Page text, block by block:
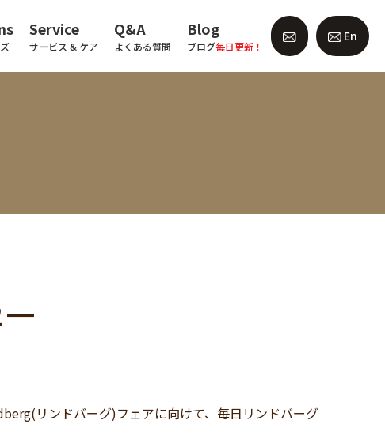
Service
サービス & ケア
Q&A
よくある質問
Blog
ブログ毎日更新！
En
━
リンドバーグ)フェアに向けて、毎日リンドバーグ